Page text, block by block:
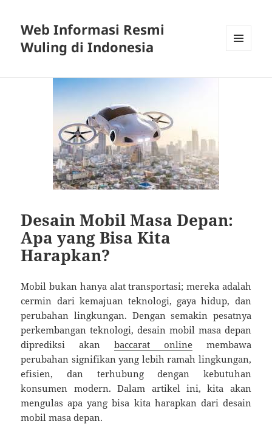
Web Informasi Resmi
Wuling di Indonesia
Desain Mobil Masa Depan:
Apa yang Bisa Kita
Harapkan?
Mobil bukan hanya alat transportasi; mereka adalah
cermin dari kemajuan teknologi, gaya hidup, dan
perubahan lingkungan. Dengan semakin pesatnya
perkembangan teknologi, desain mobil masa depan
diprediksi akan baccarat onlinemembawa
perubahan signifikan yang lebih ramah lingkungan,
efisien, dan terhubung dengan kebutuhan
konsumen modern. Dalam artikel ini, kita akan
mengulas apa yang bisa kita harapkan dari desain
mobil masa depan.